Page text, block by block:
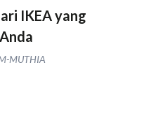
IKEA yang
MUTHIA